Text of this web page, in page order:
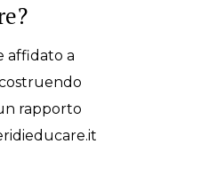
affidato a
rapporto